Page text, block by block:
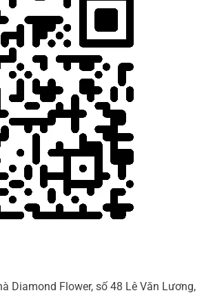
Diamond Flower, số 48 Lê Văn Lương,